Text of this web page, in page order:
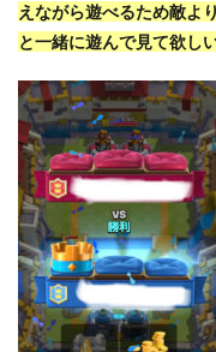
えながら遊べるため敵よ
と一緒に遊んで見て欲しい